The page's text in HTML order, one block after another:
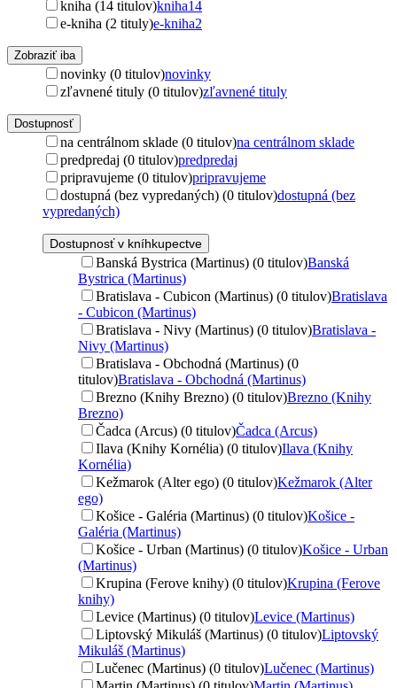
kniha (14 titulov)kniha14
e-kniha (2 tituly)e-kniha2
Zobraziť iba
novinky (0 titulov)novinky
zľavnené tituly (0 titulov)zľavnené tituly
Dostupnosť
na centrálnom sklade (0 titulov)na centrálnom sklade
predpredaj (0 titulov)predpredaj
pripravujeme (0 titulov)pripravujeme
dostupná (bez vypredaných) (0 titulov)dostupná (bez
vypredaných)
Dostupnosť v kníhkupectve
Banská Bystrica (Martinus) (0 titulov)Banská
Bystrica (Martinus)
Bratislava - Cubicon (Martinus) (0 titulov)Bratislava
- Cubicon (Martinus)
Bratislava - Nivy (Martinus) (0 titulov)Bratislava -
Nivy (Martinus)
Bratislava - Obchodná (Martinus) (0
titulov)Bratislava - Obchodná (Martinus)
Brezno (Knihy Brezno) (0 titulov)Brezno (Knihy
Brezno)
Čadca (Arcus) (0 titulov)Čadca (Arcus)
Ilava (Knihy Kornélia) (0 titulov)Ilava (Knihy
Kornélia)
Kežmarok (Alter ego) (0 titulov)Kežmarok (Alter
ego)
Košice - Galéria (Martinus) (0 titulov)Košice -
Galéria (Martinus)
Košice - Urban (Martinus) (0 titulov)Košice - Urban
(Martinus)
Krupina (Ferove knihy) (0 titulov)Krupina (Ferove
knihy)
Levice (Martinus) (0 titulov)Levice (Martinus)
Liptovský Mikuláš (Martinus) (0 titulov)Liptovský
Mikuláš (Martinus)
Lučenec (Martinus) (0 titulov)Lučenec (Martinus)